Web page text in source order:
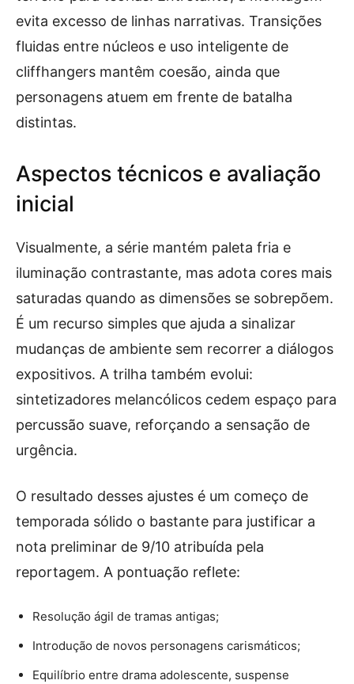
evita excesso de linhas narrativas. Transições
fluidas entre núcleos e uso inteligente de
cliffhangers mantêm coesão, ainda que
personagens atuem em frente de batalha
distintas.
Aspectos técnicos e avaliação
inicial
Visualmente, a série mantém paleta fria e
iluminação contrastante, mas adota cores mais
saturadas quando as dimensões se sobrepõem.
É um recurso simples que ajuda a sinalizar
mudanças de ambiente sem recorrer a diálogos
expositivos. A trilha também evolui:
sintetizadores melancólicos cedem espaço para
percussão suave, reforçando a sensação de
urgência.
O resultado desses ajustes é um começo de
temporada sólido o bastante para justificar a
nota preliminar de 9/10 atribuída pela
reportagem. A pontuação reflete:
Resolução ágil de tramas antigas;
Introdução de novos personagens carismáticos;
Equilíbrio entre drama adolescente, suspense